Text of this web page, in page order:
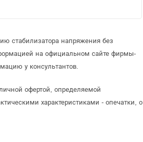
стабилизатора напряжения без
на официальном сайте фирмы-
у консультантов.
офертой, определяемой
характеристиками - опечатки, о